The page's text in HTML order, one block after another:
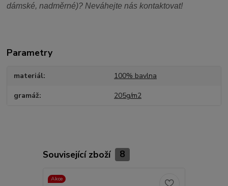
dámské, nadměrné)? Neváhejte nás kontaktovat!
Parametry
materiál 100% bavlna
gramáž 205g/m2
Související zboží 8
Akce